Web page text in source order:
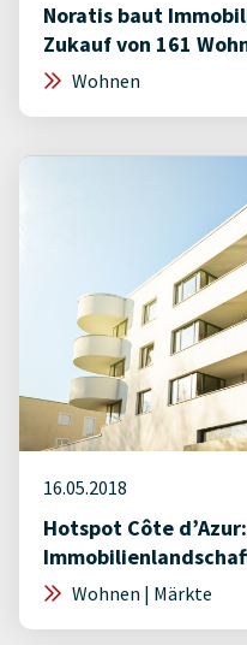
Noratis baut
Zukauf von 161
Wohnen
16.05.2018
Hotspot Côte
Wohnen | Märkte